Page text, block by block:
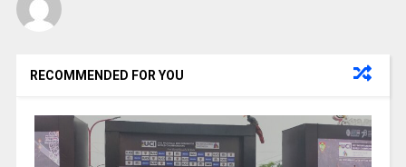
RECOMMENDED FOR YOU